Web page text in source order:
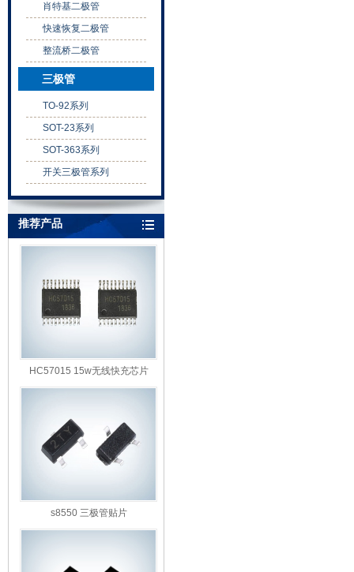
肖特基二极管
快速恢复二极管
整流桥二极管
三极管
TO-92系列
SOT-23系列
SOT-363系列
开关三极管系列
推荐产品
HC57015 15w无线快充芯片
s8550 三极管贴片